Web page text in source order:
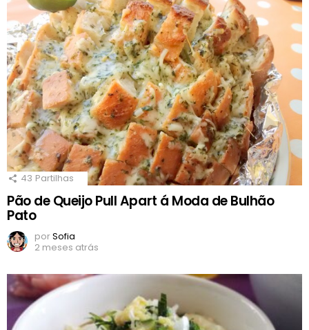
43 Partilhas
Pão de Queijo Pull Apart á Moda de Bulhão
Pato
porSofia
2 meses atrás